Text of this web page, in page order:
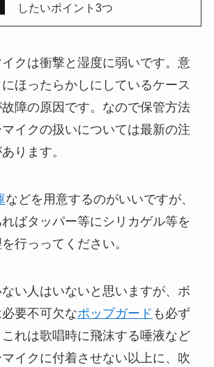
したいポイント3つ
クは衝撃と湿度に弱いです。意
ほったらかしにしているケース
障の原因です。なので保管方法
イクの扱いについては最新の注
ります。
などを用意するのがいいですが、
ばタッパー等にシリカゲル等を
行っってください。
い人はいないと思いますが、ボ
要不可欠なポップガード も必ず
れは歌唱時に飛沫する唾液など
イクに付着させない以上に、吹